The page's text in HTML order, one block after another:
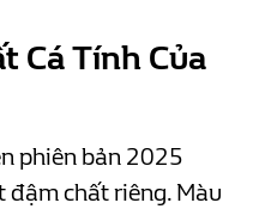
Cá Tính Của
phiên bản 2025
chất riêng. Màu